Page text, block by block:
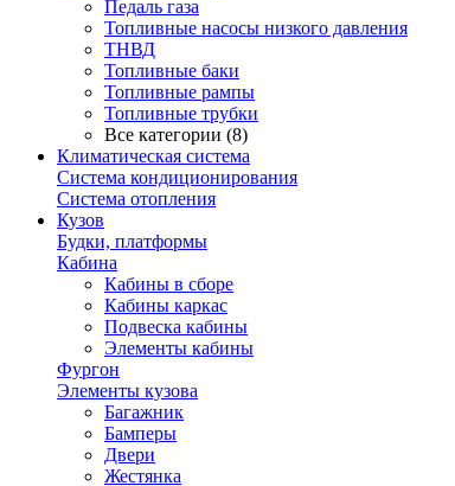
Педаль газа
Топливные насосы низкого давления
ТНВД
Топливные баки
Топливные рампы
Топливные трубки
Все категории (8)
Климатическая система
Система кондиционирования
Система отопления
Кузов
Будки, платформы
Кабина
Кабины в сборе
Кабины каркас
Подвеска кабины
Элементы кабины
Фургон
Элементы кузова
Багажник
Бамперы
Двери
Жестянка